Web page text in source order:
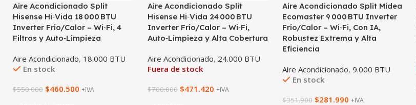
Aire Acondicionado Split
Hisense Hi‑Vida 18 000 BTU
Inverter Frío/Calor – Wi‑Fi, 4
Filtros y Auto‑Limpieza
Aire Acondicionado, 18.000 BTU
En stock
$550.000 $460.500 +IVA
Aire Acondicionado Split
Hisense Hi‑Vida 24 000 BTU
Inverter Frío/Calor – Wi‑Fi,
Auto‑Limpieza y Alta Cobertura
Aire Acondicionado, 24.000 BTU
Fuera de stock
$700.000 $471.420 +IVA
Aire Acondicionado Split Midea
Ecomaster 9 000 BTU Inverter
Frío/Calor – Wi‑Fi, Con IA,
Robustez Extrema y Alta
Eficiencia
Aire Acondicionado, 9.000 BTU
En stock
$351.900 $281.990 +IVA